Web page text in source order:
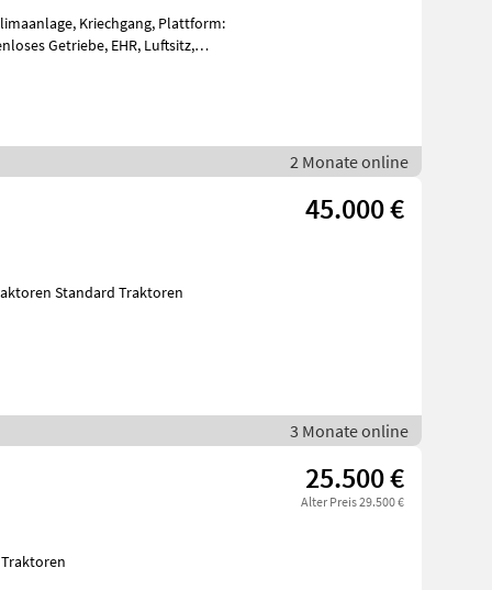
Kriechgang, Plattform:
Getriebe, EHR, Luftsitz,
2 Monate online
45.000 €
traktor. Traktoren Standard Traktoren
3 Monate online
25.500 €
Alter Preis 29.500 €